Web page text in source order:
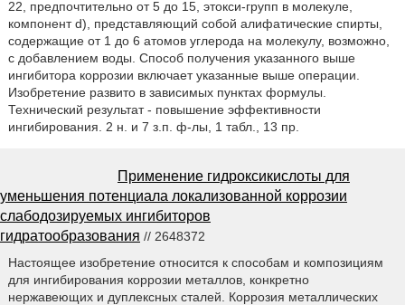
22, предпочтительно от 5 до 15, этокси-групп в молекуле,
компонент d), представляющий собой алифатические спирты,
содержащие от 1 до 6 атомов углерода на молекулу, возможно,
с добавлением воды. Способ получения указанного выше
ингибитора коррозии включает указанные выше операции.
Изобретение развито в зависимых пунктах формулы.
Технический результат - повышение эффективности
ингибирования. 2 н. и 7 з.п. ф-лы, 1 табл., 13 пр.
Применение гидроксикислоты для
уменьшения потенциала локализованной коррозии
слабодозируемых ингибиторов
гидратообразования // 2648372
Настоящее изобретение относится к способам и композициям
для ингибирования коррозии металлов, конкретно
нержавеющих и дуплексных сталей. Коррозия металлических